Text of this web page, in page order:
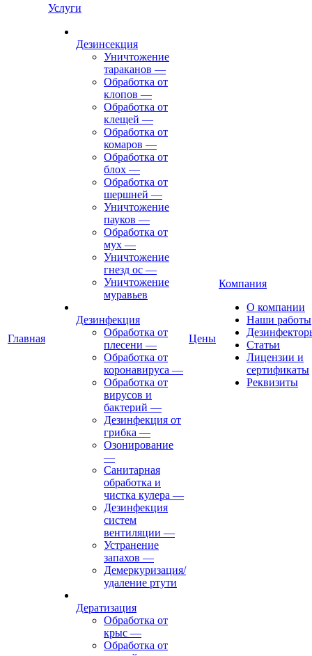
Главная
Услуги
Дезинсекция
Уничтожение
тараканов —
Обработка от
клопов —
Обработка от
клещей —
Обработка от
комаров —
Обработка от
блох —
Обработка от
шершней —
Уничтожение
пауков —
Обработка от
мух —
Уничтожение
гнезд ос —
Уничтожение
муравьев
Дезинфекция
Обработка от
плесени —
Обработка от
коронавируса —
Обработка от
вирусов и
бактерий —
Дезинфекция от
грибка —
Озонирование
—
Санитарная
обработка и
чистка кулера —
Дезинфекция
систем
вентиляции —
Устранение
запахов —
Демеркуризация/
удаление ртути
Дератизация
Обработка от
крыс —
Обработка от
Цены
Компания
О компании
Наши работы
Статьи
Лицензии и
сертификаты
Реквизиты